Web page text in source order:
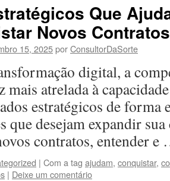
Que
Novos Contratos
15, 2025porConsultorDaSorte
digital, a
mais atrelada à
estratégicos de forma
que desejam expandir
contratos, entender
| Com a tag ajudam, conquistar,
| Deixe um comentário